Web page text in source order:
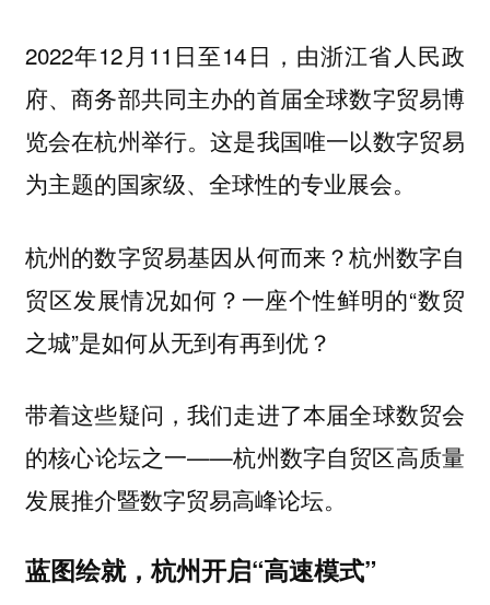
2022年12月11日至14日，由浙江省人民政
府、商务部共同主办的首届全球数字贸易博
览会在杭州举行。这是我国唯一以数字贸易
为主题的国家级、全球性的专业展会。
杭州的数字贸易基因从何而来？杭州数字自
贸区发展情况如何？一座个性鲜明的“数贸
之城”是如何从无到有再到优？
带着这些疑问，我们走进了本届全球数贸会
的核心论坛之一——杭州数字自贸区高质量
发展推介暨数字贸易高峰论坛。
蓝图绘就，杭州开启“高速模式”